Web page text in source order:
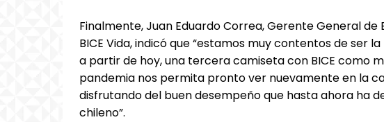
Finalmente, Juan Eduardo Correa, Gerente General de
BICE Vida, indicó que “estamos muy contentos de ser
a partir de hoy, una tercera camiseta con BICE como
pandemia nos permita pronto ver nuevamente en la
disfrutando del buen desempeño que hasta ahora ha
chileno”.